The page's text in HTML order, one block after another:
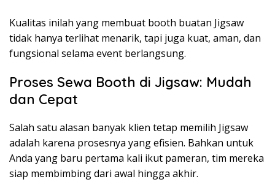
Kualitas inilah yang membuat booth buatan Jigsaw
tidak hanya terlihat menarik, tapi juga kuat, aman, dan
fungsional selama event berlangsung.
Proses Sewa Booth di Jigsaw: Mudah
dan Cepat
Salah satu alasan banyak klien tetap memilih Jigsaw
adalah karena prosesnya yang efisien. Bahkan untuk
Anda yang baru pertama kali ikut pameran, tim mereka
siap membimbing dari awal hingga akhir.